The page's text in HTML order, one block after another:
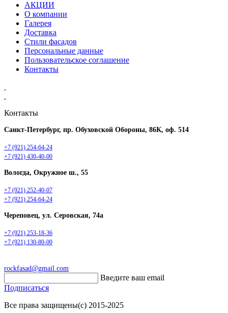
АКЦИИ
О компании
Галерея
Доставка
Стили фасадов
Персональные данные
Пользовательское соглашение
Контакты
Контакты
Санкт-Петербург, пр. Обуховской Обороны, 86К, оф. 514
+7 (921) 254-64-24
+7 (921) 430-40-00
Вологда, Окружное ш., 55
+7 (921) 252-40-07
+7 (921) 254-64-24
Череповец, ул. Серовская, 74а
+7 (921) 253-18-36
+7 (921) 130-80-00
rockfasad@gmail.com
Введите ваш email
Подписаться
Все права защищены(с) 2015-2025